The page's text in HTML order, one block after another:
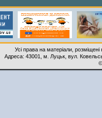
Усі права на матеріали,
Адреса: 43001, м. Луцьк, вул.